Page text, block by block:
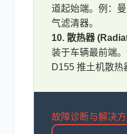
道起始端。例：
气滤清器。
10. 散热器
装于车辆最前端
D155 推土机散热
故障诊断与解决